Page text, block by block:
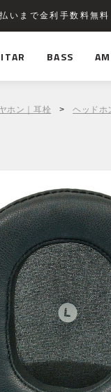
いまで金利手数料無料
BASS
ホン｜耳栓 > ヘッドホ